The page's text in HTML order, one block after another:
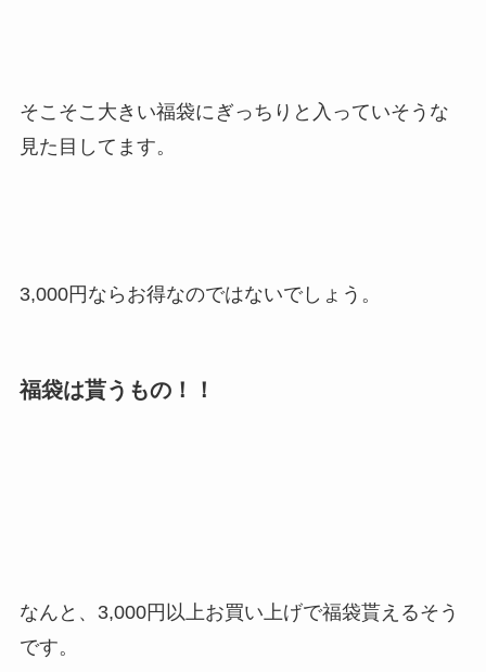
そこそこ大きい福袋にぎっちり と入っていそうな
見た目してます。
3,000円ならお得なのではないでしょう。
福袋は貰うもの！！
なんと、3,000円以上お買い上げで福袋貰えるそう
です。